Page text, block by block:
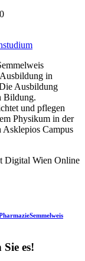
in
Ausbildung
Bildung.
und pflegen
Physikum in der
Campus
Digital Wien Online
Semmelweis
es!